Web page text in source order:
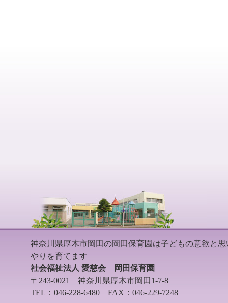
神奈川県厚木市岡田の岡田保育園は子どもの意欲と思
やりを育てます
社会福祉法人 愛慈会 岡田保育園
〒243-0021 神奈川県厚木市岡田1-7-8
TEL：046-228-6480 FAX：046-229-7248